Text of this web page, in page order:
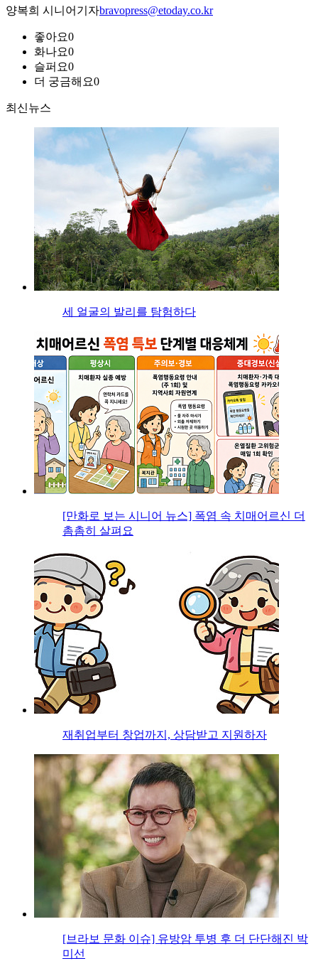
양복희 시니어기자bravopress@etoday.co.kr
좋아요0
화나요0
슬퍼요0
더 궁금해요0
최신뉴스
세 얼굴의 발리를 탐험하다
[만화로 보는 시니어 뉴스] 폭염 속 치매어르신 더
촘촘히 살펴요
재취업부터 창업까지, 상담받고 지원하자
[브라보 문화 이슈] 유방암 투병 후 더 단단해진 박
미선